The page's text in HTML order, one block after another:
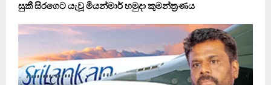
සුකී සිරගෙට යැවූ මියන්මාර් හමුදා කුමන්ත‍්‍රණය